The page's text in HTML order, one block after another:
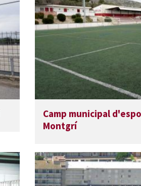
Camp municipal
Montgrí